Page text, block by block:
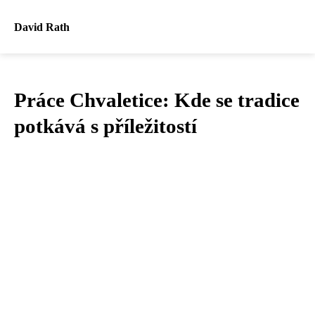
David Rath
Práce Chvaletice: Kde se tradice
potkává s příležitostí